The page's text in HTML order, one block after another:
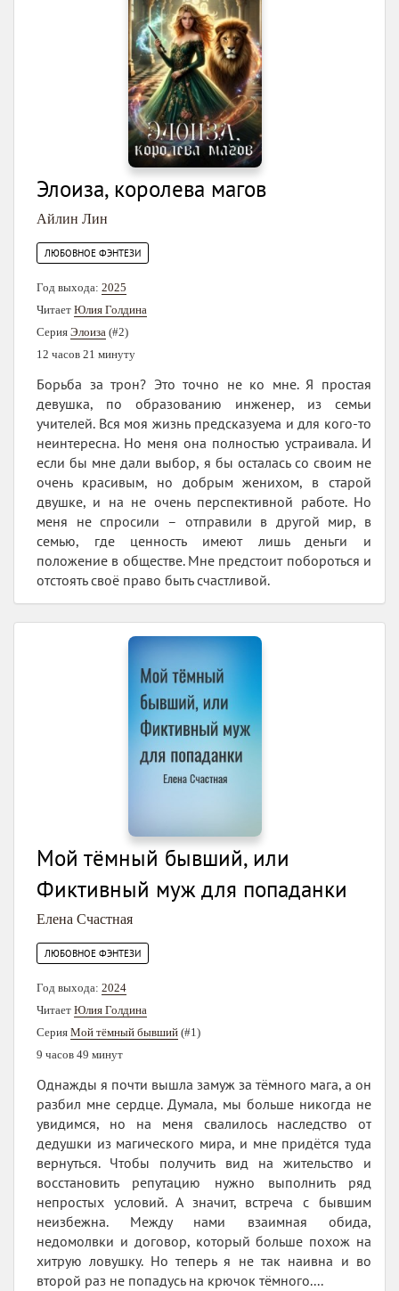
Элоиза, королева магов
Айлин Лин
ЛЮБОВНОЕ ФЭНТЕЗИ
Год выхода: 2025
Читает Юлия Голдина
Серия Элоиза (#2)
12 часов 21 минуту
Борьба за трон? Это точно не ко мне. Я простая
девушка, по образованию инженер, из семьи
учителей. Вся моя жизнь предсказуема и для кого-то
неинтересна. Но меня она полностью устраивала. И
если бы мне дали выбор, я бы осталась со своим не
очень красивым, но добрым женихом, в старой
двушке, и на не очень перспективной работе. Но
меня не спросили – отправили в другой мир, в
семью, где ценность имеют лишь деньги и
положение в обществе. Мне предстоит побороться и
отстоять своё право быть счастливой.
Мой тёмный бывший, или
Фиктивный муж для попаданки
Елена Счастная
ЛЮБОВНОЕ ФЭНТЕЗИ
Год выхода: 2024
Читает Юлия Голдина
Серия Мой тёмный бывший (#1)
9 часов 49 минут
Однажды я почти вышла замуж за тёмного мага, а он
разбил мне сердце. Думала, мы больше никогда не
увидимся, но на меня свалилось наследство от
дедушки из магического мира, и мне придётся туда
вернуться. Чтобы получить вид на жительство и
восстановить репутацию нужно выполнить ряд
непростых условий. А значит, встреча с бывшим
неизбежна. Между нами взаимная обида,
недомолвки и договор, который больше похож на
хитрую ловушку. Но теперь я не так наивна и во
второй раз не попадусь на крючок тёмного....